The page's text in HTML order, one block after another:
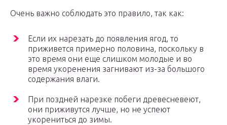
Очень важно соблюдать это правило, так как:
Если их нарезать до появления ягод, то
приживется примерно половина, поскольку в
это время они еще слишком молодые и во
время укоренения загнивают из-за большого
содержания влаги.
При поздней нарезке побеги древесневеют,
они приживутся лучше, но не успеют
укорениться до зимы.